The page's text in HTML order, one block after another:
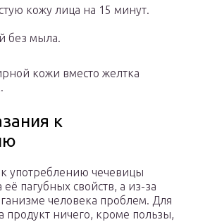
кожу лица на 15 минут.
без мыла.
кожи вместо желтка
к
употреблению чечевицы
пагубных свойств, а из-за
человека проблем. Для
продукт ничего, кроме пользы,